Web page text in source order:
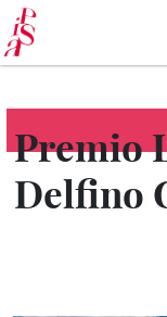
Salta
al
contenuto
principale
Premio
Delfino